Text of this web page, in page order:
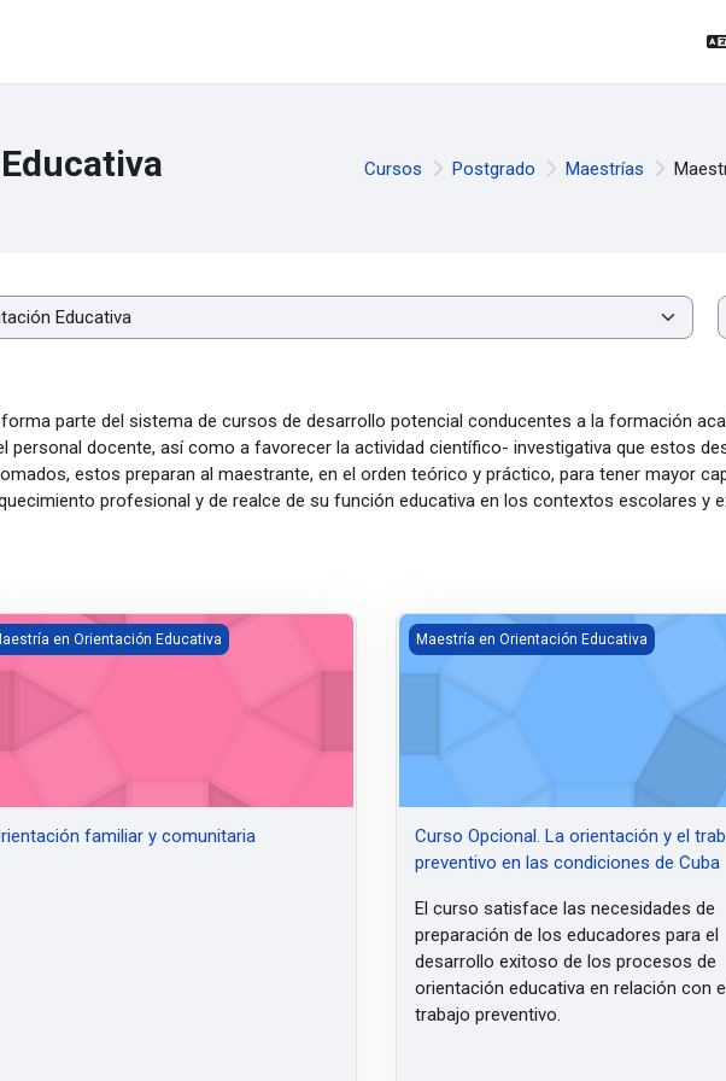
Cursos Postgrado Maestrías
forma parte del sistema de cursos de desarrollo potencial conducentes a la formación
personal docente, así como a favorecer la actividad científico- investigativa que estos
estos preparan al maestrante, en el orden teórico y práctico, para tener mayor
profesional y de realce de su función educativa en los contextos escolares y
familiar y comunitaria
en Orientación Educativa
familiar y comunitaria
Curso Opcional. La orientación y el
Maestría en Orientación Educativa
Curso Opcional. La orientación y el
preventivo en las condiciones de Cuba
El curso satisface las necesidades de
preparación de los educadores para el
desarrollo exitoso de los procesos de
orientación educativa en relación con
trabajo preventivo.